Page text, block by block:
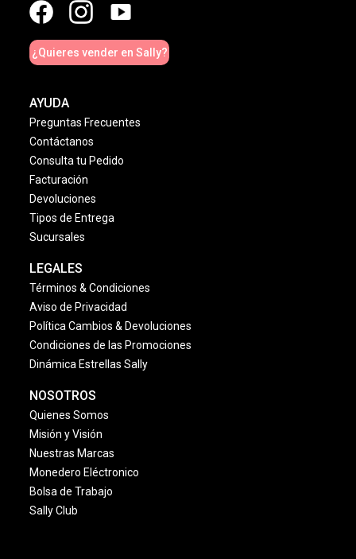
¿Quieres vender en Sally?
AYUDA
Preguntas Frecuentes
Contáctanos
Consulta tu Pedido
Facturación
Devoluciones
Tipos de Entrega
Sucursales
LEGALES
Términos & Condiciones
Aviso de Privacidad
Política Cambios & Devoluciones
Condiciones de las Promociones
Dinámica Estrellas Sally
NOSOTROS
Quienes Somos
Misión y Visión
Nuestras Marcas
Monedero Eléctronico
Bolsa de Trabajo
Sally Club